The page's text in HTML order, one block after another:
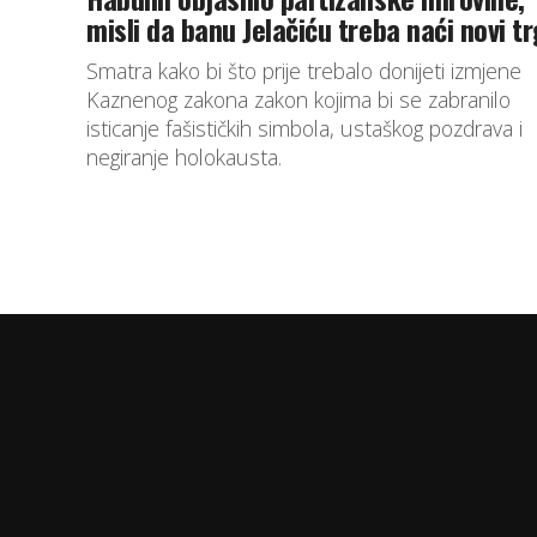
misli da banu Jelačiću treba naći novi
Smatra kako bi što prije trebalo donijeti izmjene
Kaznenog zakona zakon kojima bi se zabranilo
isticanje fašističkih simbola, ustaškog pozdrava i
negiranje holokausta.